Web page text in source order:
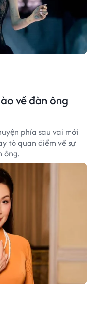
về đàn ông
phía sau vai mới
tỏ quan điểm về sự
ông.